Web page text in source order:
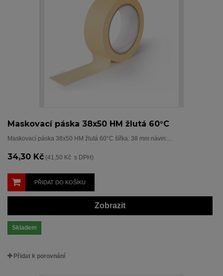
Maskovací páska 38x50 HM žlutá 60°C
Maskovací páska 38x50 HM žlutá 60°C šířka: 38 mm návin:...
34,30 Kč (41,50 Kč s DPH)
PŘIDAT DO KOŠÍKU
Zobrazit
Skladem
Přidat k porovnání